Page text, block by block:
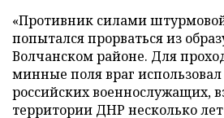
«Противник силами
попытался прорваться из
Волчанском районе. Для
минные поля враг
российских военнослужащих,
территории ДНР несколько